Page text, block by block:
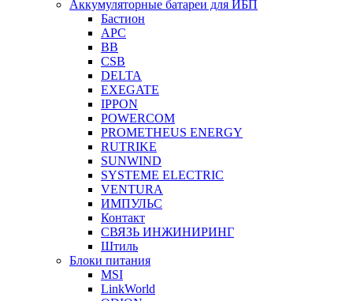
Аккумуляторные батареи для ИБП
Бастион
APC
BB
CSB
DELTA
EXEGATE
IPPON
POWERCOM
PROMETHEUS ENERGY
RUTRIKE
SUNWIND
SYSTEME ELECTRIC
VENTURA
ИМПУЛЬС
Контакт
СВЯЗЬ ИНЖИНИРИНГ
Штиль
Блоки питания
MSI
LinkWorld